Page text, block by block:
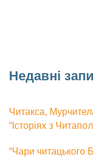
Недавні
Читакса,
“Історіях з
“Чари читацького